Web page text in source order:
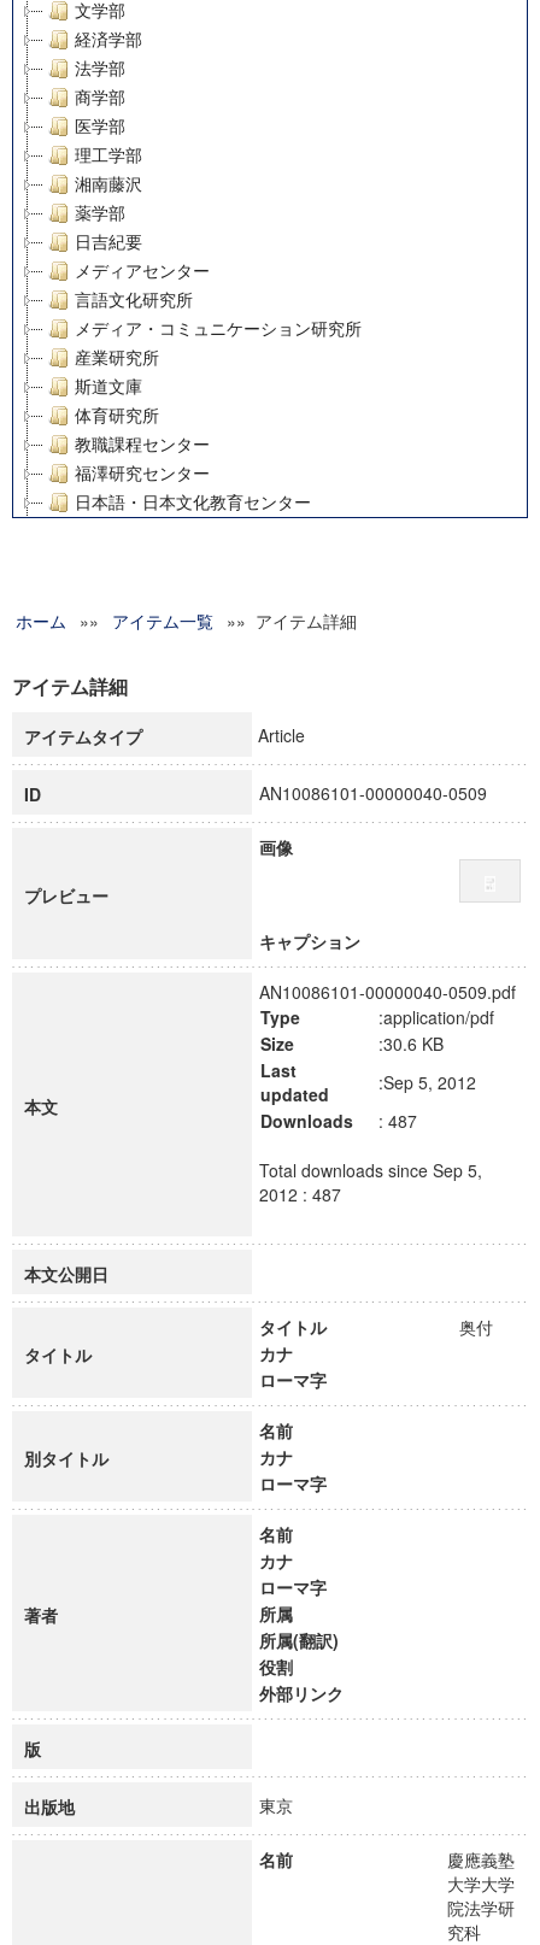
文学部
経済学部
法学部
商学部
医学部
理工学部
湘南藤沢
薬学部
日吉紀要
メディアセンター
言語文化研究所
メディア・コミュニケーション研究所
産業研究所
斯道文庫
体育研究所
教職課程センター
福澤研究センター
日本語・日本文化教育センター
グローバルリサーチインスティテュート
科学研究費補助金研究成果報告書
慶應義塾大学グローバルCOEプログラム市民社会ガバナンス
慶應義塾大学グローバルCOEプログラム論理と感性の先端的
博士課程教育リーディングプログラム「超成熟社会発展のサ
学術雑誌掲載論文等(8)
ホーム »» アイテム一覧 »» アイテム詳細
アイテム詳細
アイテムタイプ Article
ID AN10086101-00000040-0509
プレビュー
画像
キャプション
本文
AN10086101-00000040-0509.pdf
Type
:application/pdf
Size
:30.6 KB
Last
updated
:Sep 5, 2012
Downloads
: 487
Total downloads since Sep 5,
2012 : 487
本文公開日
タイトル
タイトル
奥付
カナ
ローマ字
別タイトル
名前
カナ
ローマ字
著者
名前
カナ
ローマ字
所属
所属(翻訳)
役割
外部リンク
版
出版地 東京
名前
慶應義塾
大学大学
院法学研
究科